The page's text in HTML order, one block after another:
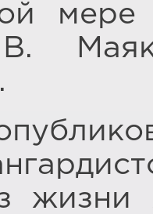
мере
В.
жизни